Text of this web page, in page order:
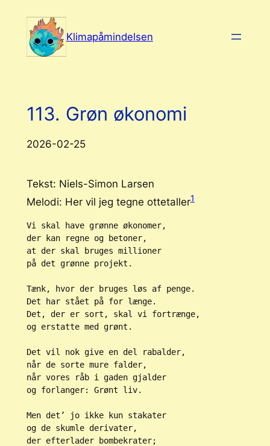
indhold
Klimapåmindelsen
113. Grøn økonomi
2026-02-25
Tekst: Niels-Simon Larsen
Melodi: Her vil jeg tegne ottetaller1
Vi skal have grønne økonomer,
der kan regne og betoner,
at der skal bruges millioner
på det grønne projekt.
Tænk, hvor der bruges løs af penge.
Det har stået på for længe.
Det, der er sort, skal vi fortrænge,
og erstatte med grønt.
Det vil nok give en del rabalder,
når de sorte mure falder,
når vores råb i gaden gjalder
og forlanger: Grønt liv.
Men det’ jo ikke kun stakater
og de skumle derivater,
der efterlader bombekrater;